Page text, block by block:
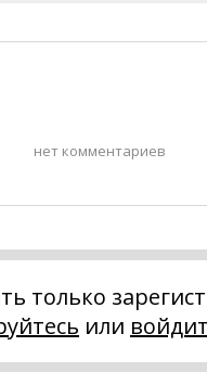
нет комментариев
только
или